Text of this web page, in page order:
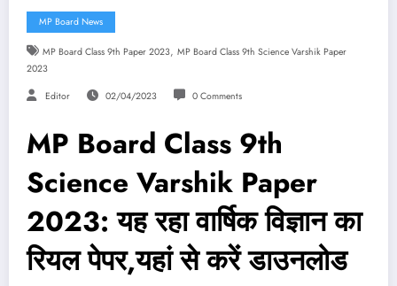
MP Board News
MP Board Class 9th Paper 2023, MP Board Class 9th Science Varshik Paper
2023
Editor 02/04/2023 0 Comments
MP Board Class 9th
Science Varshik Paper
2023: यह रहा वार्षिक विज्ञान का
रियल पेपर,यहां से करें डाउनलोड